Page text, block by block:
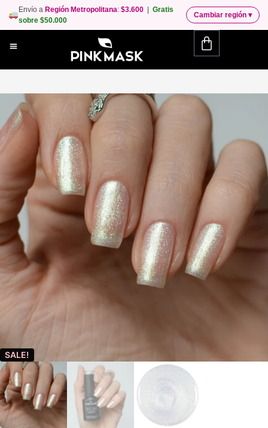
Envío a Región Metropolitana:$3.600 |Gratis
sobre $50.000
Cambiar región ▾
SALE!